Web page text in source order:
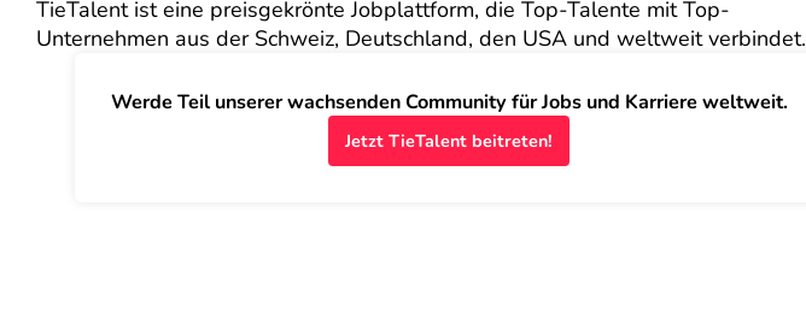
TieTalent ist eine preisgekrönte Jobplattform, die Top-Talente mit Top-
Unternehmen aus der Schweiz, Deutschland, den USA und weltweit verbindet.
Werde Teil unserer wachsenden Community für Jobs und Karriere weltweit.
Jetzt TieTalent beitreten!